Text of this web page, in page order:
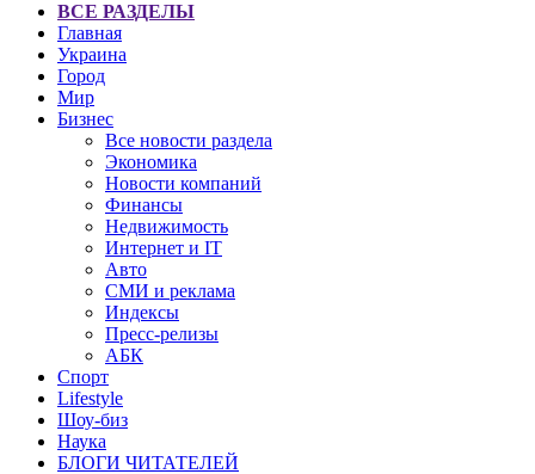
ВСЕ РАЗДЕЛЫ
Главная
Украина
Город
Мир
Бизнес
Все новости раздела
Экономика
Новости компаний
Финансы
Недвижимость
Интернет и IT
Авто
СМИ и реклама
Индексы
Пресс-релизы
АБК
Спорт
Lifestyle
Шоу-биз
Наука
БЛОГИ ЧИТАТЕЛЕЙ